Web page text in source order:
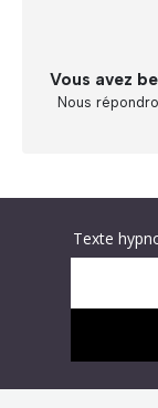
Vous avez
Nous
Texte
Infolettre :